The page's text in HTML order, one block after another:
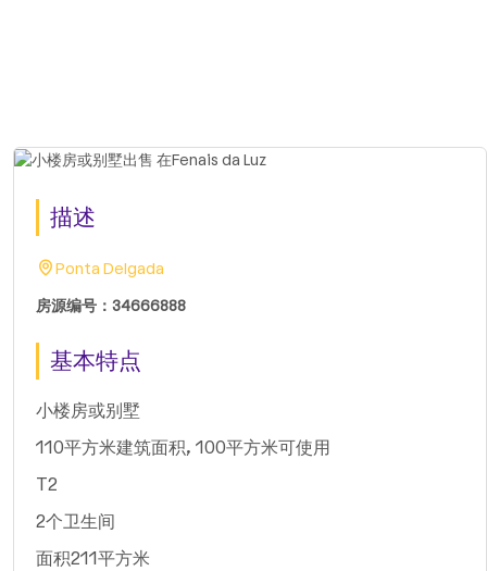
描述
Ponta Delgada
房源编号：34666888
基本特点
小楼房或别墅
110平方米建筑面积, 100平方米可使用
T2
2个卫生间
面积211平方米